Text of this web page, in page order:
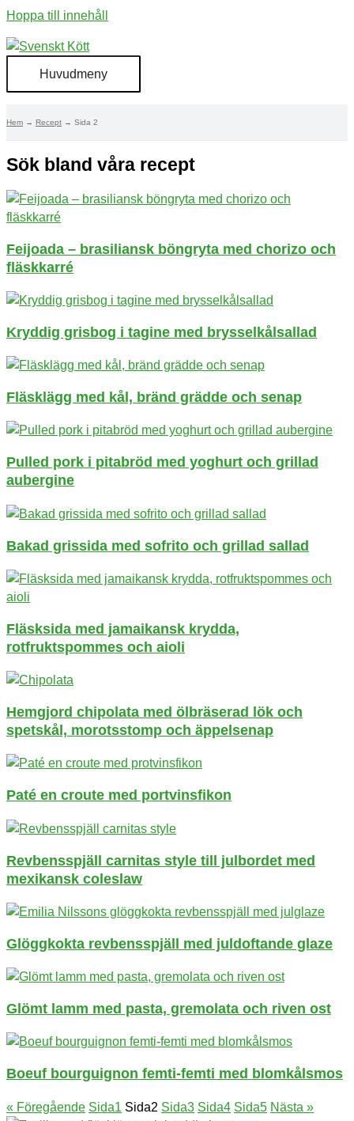
Hoppa till innehåll
Huvudmeny
Hem Recept Sida 2
Sök bland våra recept​
Feijoada – brasiliansk böngryta med chorizo och
fläskkarré
Kryddig grisbog i tagine med brysselkålsallad
Fläsklägg med kål, bränd grädde och senap
Pulled pork i pitabröd med yoghurt och grillad
aubergine
Bakad grissida med sofrito och grillad sallad
Fläsksida med jamaikansk krydda,
rotfruktspommes och aioli
Hemgjord chipolata med ölbräserad lök och
spetskål, morotsstomp och äppelsenap
Paté en croute med portvinsfikon
Revbensspjäll carnitas style till julbordet med
mexikansk coleslaw
Glöggkokta revbensspjäll med juldoftande glaze
Glömt lamm med pasta, gremolata och riven ost
Boeuf bourguignon femti-femti med blomkålsmos
« Föregående Sida1 Sida2 Sida3 Sida4 Sida5 Nästa »